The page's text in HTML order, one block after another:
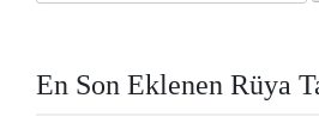
En Son Eklenen Rüya